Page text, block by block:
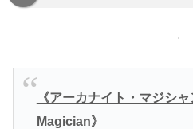
《アーカナイト・マジシ
Magician》